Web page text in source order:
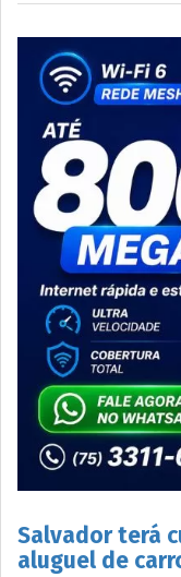
Salvador terá
aluguel de